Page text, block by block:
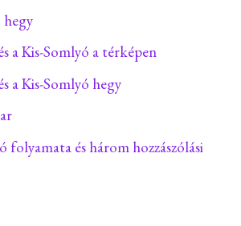
hegy
a Kis-Somlyó a térképen
a Kis-Somlyó hegy
folyamata és három hozzászólási